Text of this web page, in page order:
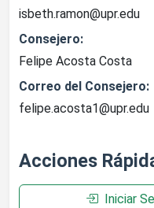
isbeth.ramon@upr.edu
Consejero:
Felipe Acosta Costa
Correo del Consejero:
felipe.acosta1@upr.edu
Acciones
Iniciar